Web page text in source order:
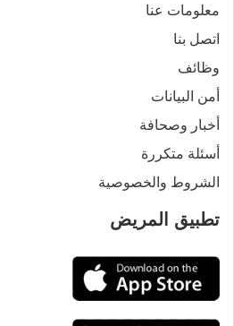
معلومات عنا
اتصل بنا
وظائف
أمن البيانات
أخبار وصحافة
أسئلة متكررة
الشروط والخصوصية
تطبيق المريض